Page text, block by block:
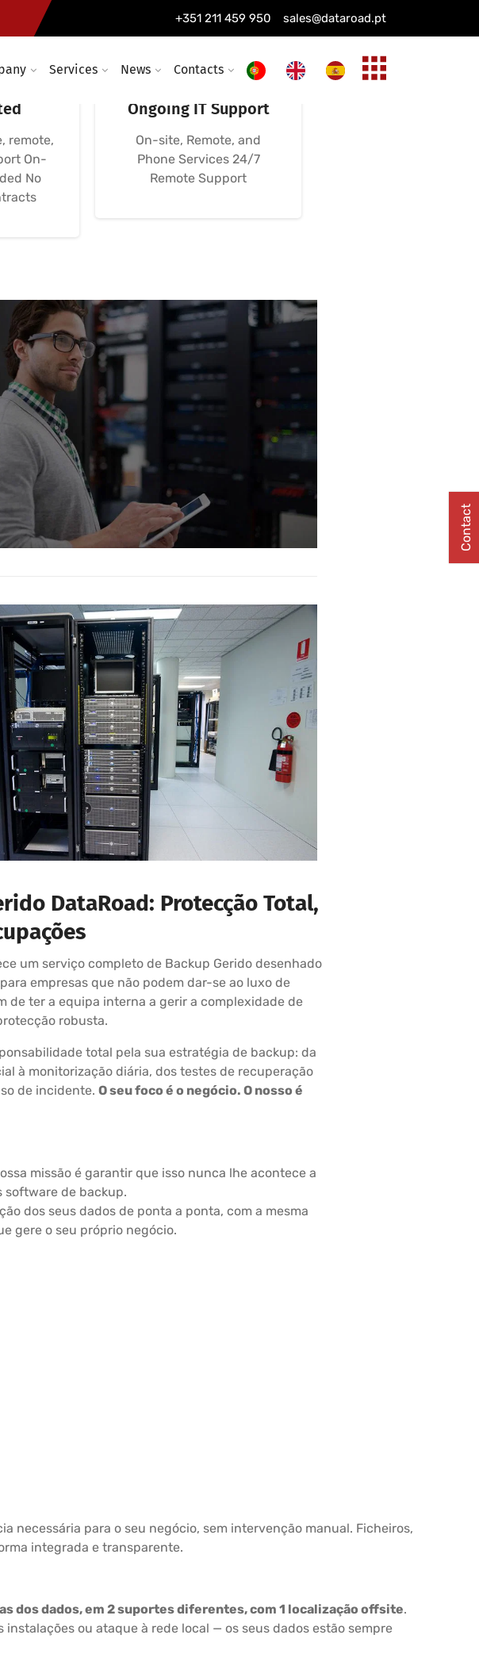
+351 211 459 950 sales@dataroad.pt
Services News Contacts
remote,
On-
No
Ongoing IT Support
On-site, Remote, and
Phone Services 24/7
Remote Support
DataRoad: Protecção Total,
um serviço completo de Backup Gerido desenhado
empresas que não podem dar-se ao luxo de
de ter a equipa interna a gerir a complexidade de
robusta.
total pela sua estratégia de backup: da
à monitorização diária, dos testes de recuperação
de incidente. O seu foco é o negócio. O nosso é
missão é garantir que isso nunca lhe acontece a
software de backup.
dos seus dados de ponta a ponta, com a mesma
gere o seu próprio negócio.
necessária para o seu negócio, sem intervenção manual. Ficheiros,
integrada e transparente.
dos dados, em 2 suportes diferentes, com 1 localização offsite.
ou ataque à rede local — os seus dados estão sempre
Contact